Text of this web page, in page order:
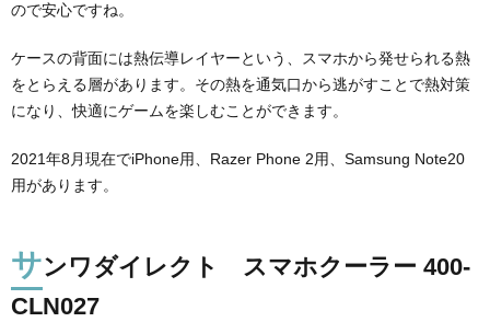
ので安心ですね。
ケースの背面には熱伝導レイヤーという、スマホから発せられる熱
をとらえる層があります。その熱を通気口から逃がすことで熱対策
になり、快適にゲームを楽しむことができます。
2021年8月現在でiPhone用、Razer Phone 2用、Samsung Note20
用があります。
サンワダイレクト スマホクーラー 400-
CLN027